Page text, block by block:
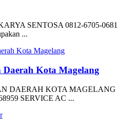
SENTOSA 0812-6705-0681
...
Daerah Kota Magelang
DAERAH KOTA MAGELANG
SERVICE AC ...